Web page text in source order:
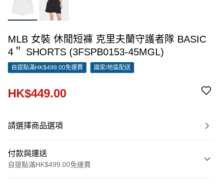
MLB 女裝 休閒短褲 克里夫蘭守護者隊 BASIC
4＂ SHORTS (3FSPB0153-45MGL)
自提點滿HK$499.00免運費 國家/地區配送
HK$449.00
請選擇商品選項
付款與運送
自提點滿HK$499.00免運費